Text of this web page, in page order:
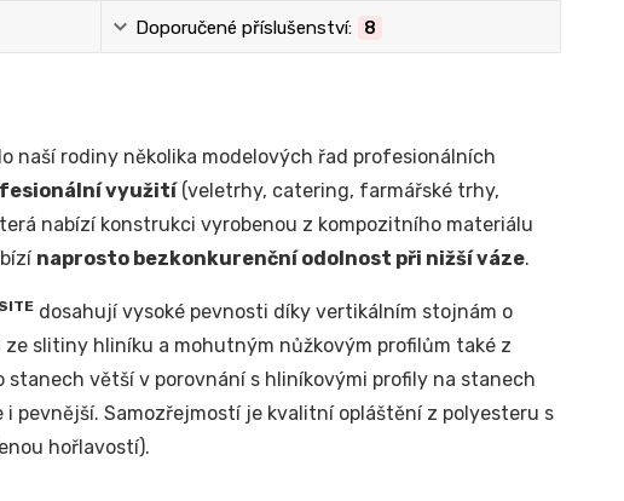
Doporučené příslušenství: 8
naší rodiny několika modelových řad profesionálních
využití(veletrhy, catering, farmářské trhy,
nabízí konstrukci vyrobenou z kompozitního materiálu
naprosto bezkonkurenční odolnost při nižší váze.
dosahují vysoké pevnosti díky vertikálním stojnám o
slitiny hliníku a mohutným nůžkovým profilům také z
větší v porovnání s hliníkovými profily na stanech
i pevnější. Samozřejmostí je kvalitní opláštění z polyesteru s
hořlavostí).